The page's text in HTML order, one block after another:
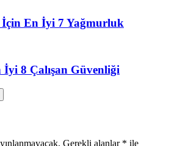
İçin En İyi 7 Yağmurluk
İyi 8 Çalışan Güvenliği
Gerekli alanlar * ile